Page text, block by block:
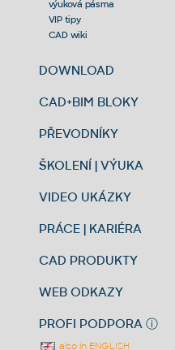
výuková pásma
VIP tipy
CAD wiki
DOWNLOAD
CAD+BIM BLOKY
PŘEVODNÍKY
ŠKOLENÍ | VÝUKA
VIDEO UKÁZKY
PRÁCE | KARIÉRA
CAD PRODUKTY
WEB ODKAZY
PROFI PODPORA ⓘ
also in ENGLISH